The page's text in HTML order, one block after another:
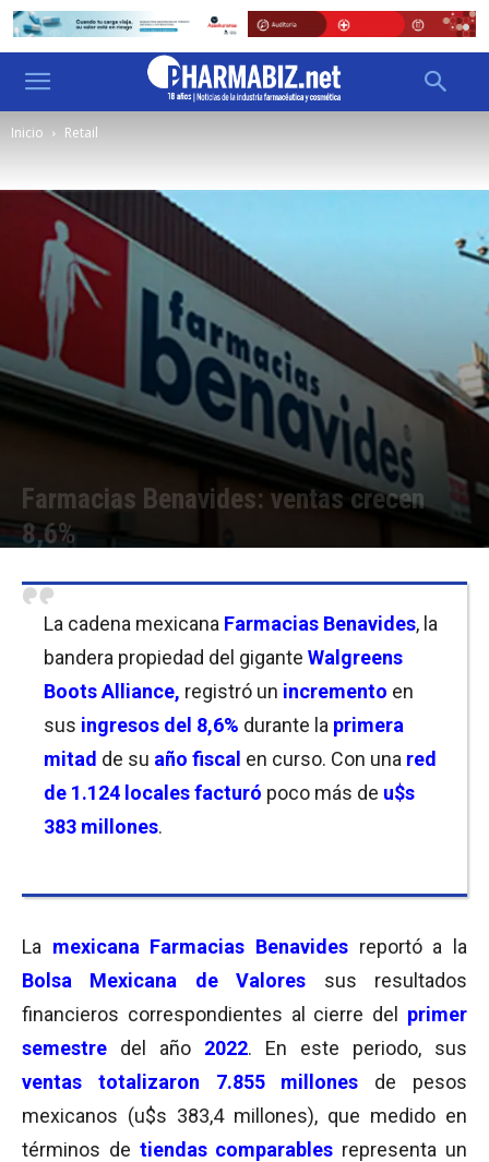
Inicio Retail
Farmacias Benavides: ventas crecen
8,6%
La cadena mexicana Farmacias Benavides, la
bandera propiedad del gigante Walgreens
Boots Alliance, registró un incremento en
sus ingresos del 8,6% durante la primera
mitad de su año fiscal en curso. Con una red
de 1.124 locales facturó poco más de u$s
383 millones.
La mexicana Farmacias Benavides reportó a la
Bolsa Mexicana de Valores sus resultados
financieros correspondientes al cierre del primer
semestre del año 2022. En este periodo, sus
ventas totalizaron 7.855 millones
de pesos
mexicanos (u$s 383,4 millones), que medido en
términos de tiendas comparables representa un